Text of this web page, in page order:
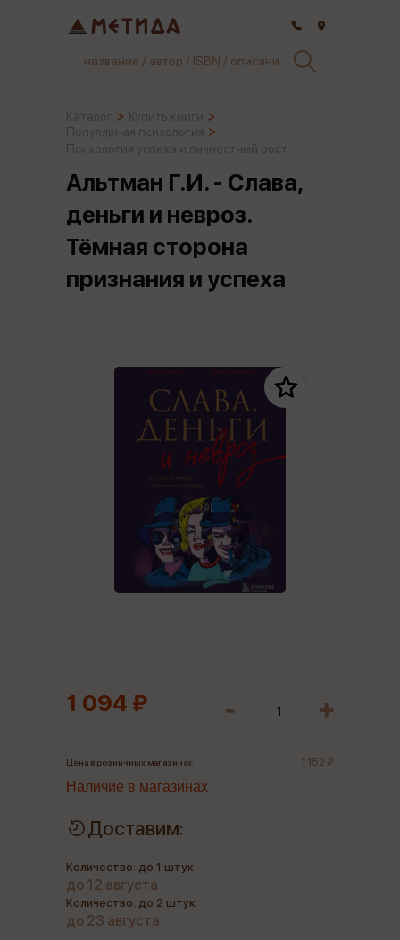
Альтман Г.И. - Слава,
деньги и невроз.
Тёмная сторона
признания и успеха
1 094 ₽
Цена в розничных магазинах: 1 152 ₽
Наличие в магазинах
Доставим:
Количество: до 1 штук
до 12 августа
Количество: до 2 штук
до 23 августа